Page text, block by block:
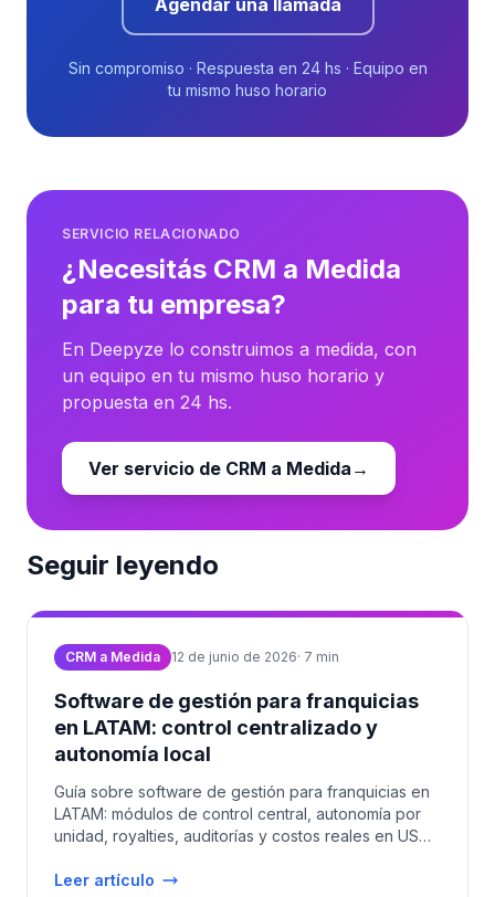
Agendar una llamada
Sin compromiso · Respuesta en 24 hs · Equipo en
tu mismo huso horario
SERVICIO RELACIONADO
¿Necesitás CRM a Medida
para tu empresa?
En Deepyze lo construimos a medida, con
un equipo en tu mismo huso horario y
propuesta en 24 hs.
Ver servicio de CRM a Medida →
Seguir leyendo
CRM a Medida 12 de junio de 2026· 7 min
Software de gestión para franquicias
en LATAM: control centralizado y
autonomía local
Guía sobre software de gestión para franquicias en
LATAM: módulos de control central, autonomía por
unidad, royalties, auditorías y costos reales en USD
Leer artículo